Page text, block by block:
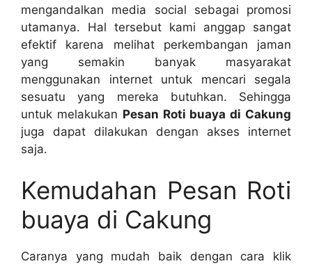
mengandalkan media social sebagai promosi
utamanya. Hal tersebut kami anggap sangat
efektif karena melihat perkembangan jaman
yang semakin banyak masyarakat
menggunakan internet untuk mencari segala
sesuatu yang mereka butuhkan. Sehingga
untuk melakukan Pesan Roti buaya di Cakung
juga dapat dilakukan dengan akses internet
saja.
Kemudahan Pesan Roti
buaya di Cakung
Caranya yang mudah baik dengan cara klik